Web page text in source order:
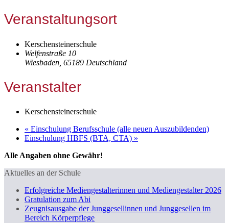
Veranstaltungsort
Kerschensteinerschule
Welfenstraße 10
Wiesbaden 65189 Deutschland
Veranstalter
Kerschensteinerschule
« Einschulung Berufsschule (alle neuen Auszubildenden)
Einschulung HBFS (BTA, CTA) »
Alle Angaben ohne Gewähr!
Aktuelles an der Schule
Erfolgreiche Mediengestalterinnen und Mediengestalter 2026
Gratulation zum Abi
Zeugnisausgabe der Junggesellinnen und Junggesellen im
Bereich Körperpflege